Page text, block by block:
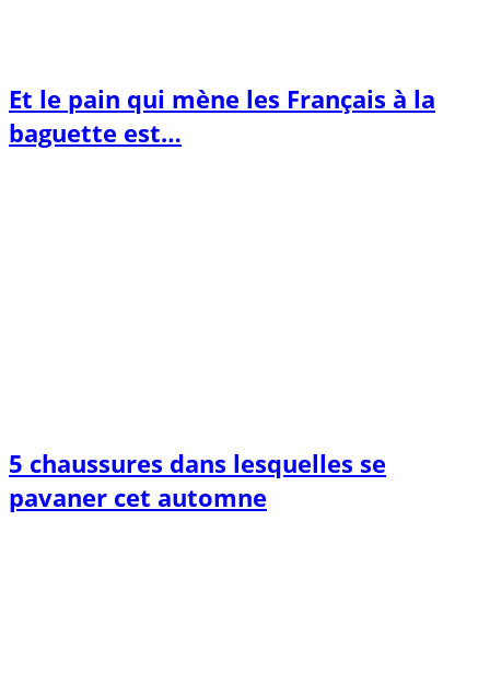
Et le pain qui mène les Français à la
baguette est…
5 chaussures dans lesquelles se
pavaner cet automne